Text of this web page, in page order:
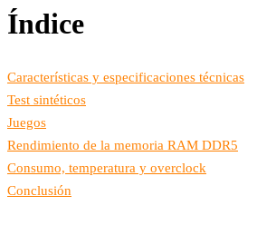
Índice
Características y especificaciones técnicas
Test sintéticos
Juegos
Rendimiento de la memoria RAM DDR5
Consumo, temperatura y overclock
Conclusión